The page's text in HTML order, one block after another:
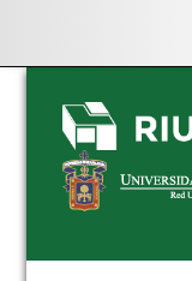
Skip
navigation